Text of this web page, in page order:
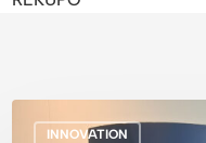
INNOVATION